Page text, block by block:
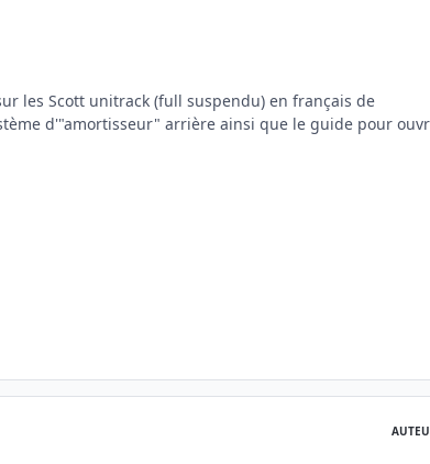
les Scott unitrack (full suspendu) en français de
d'"amortisseur" arrière ainsi que le guide pour